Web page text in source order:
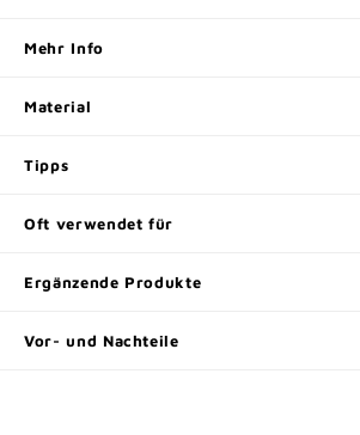
Mehr Info
Material
Tipps
Oft verwendet für
Ergänzende Produkte
Vor- und Nachteile